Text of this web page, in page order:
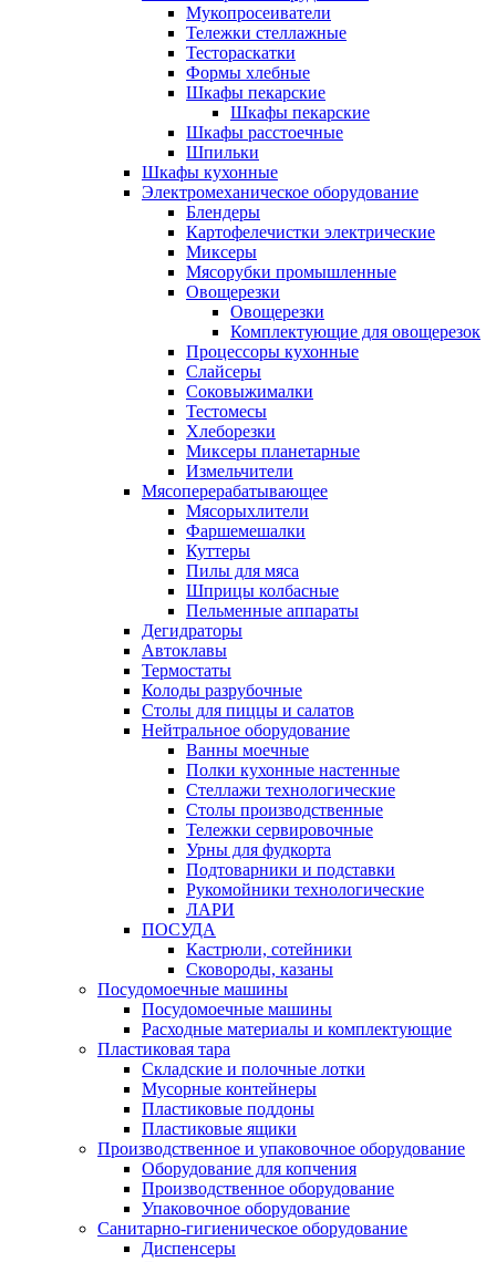
Мукопросеиватели
Тележки стеллажные
Тестораскатки
Формы хлебные
Шкафы пекарские
Шкафы пекарские
Шкафы расстоечные
Шпильки
Шкафы кухонные
Электромеханическое оборудование
Блендеры
Картофелечистки электрические
Миксеры
Мясорубки промышленные
Овощерезки
Овощерезки
Комплектующие для овощерезок
Процессоры кухонные
Слайсеры
Соковыжималки
Тестомесы
Хлеборезки
Миксеры планетарные
Измельчители
Мясоперерабатывающее
Мясорыхлители
Фаршемешалки
Куттеры
Пилы для мяса
Шприцы колбасные
Пельменные аппараты
Дегидраторы
Автоклавы
Термостаты
Колоды разрубочные
Столы для пиццы и салатов
Нейтральное оборудование
Ванны моечные
Полки кухонные настенные
Стеллажи технологические
Столы производственные
Тележки сервировочные
Урны для фудкорта
Подтоварники и подставки
Рукомойники технологические
ЛАРИ
ПОСУДА
Кастрюли, сотейники
Сковороды, казаны
Посудомоечные машины
Посудомоечные машины
Расходные материалы и комплектующие
Пластиковая тара
Складские и полочные лотки
Мусорные контейнеры
Пластиковые поддоны
Пластиковые ящики
Производственное и упаковочное оборудование
Оборудование для копчения
Производственное оборудование
Упаковочное оборудование
Санитарно-гигиеническое оборудование
Диспенсеры